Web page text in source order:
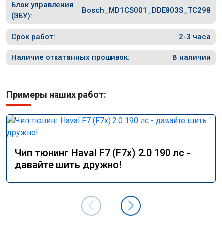
Блок управления
(ЭБУ):
Bosch_MD1CS001_DDE803S_TC298
Срок работ: 2-3 часа
Наличие откатанных прошивок: В наличии
Примеры наших работ:
Чип тюнинг Haval F7 (F7x) 2.0 190 лс -
давайте шить дружно!